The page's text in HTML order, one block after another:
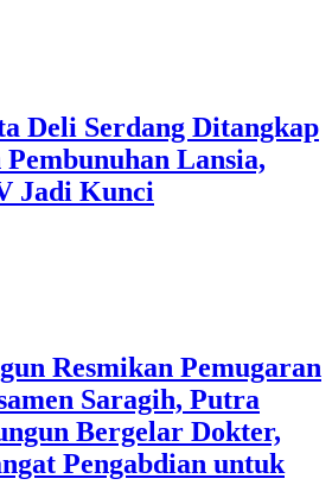
Deli Serdang Ditangkap
Lansia,
Jadi Kunci
Resmikan Pemugaran
Saragih, Putra
Bergelar Dokter,
Pengabdian untuk